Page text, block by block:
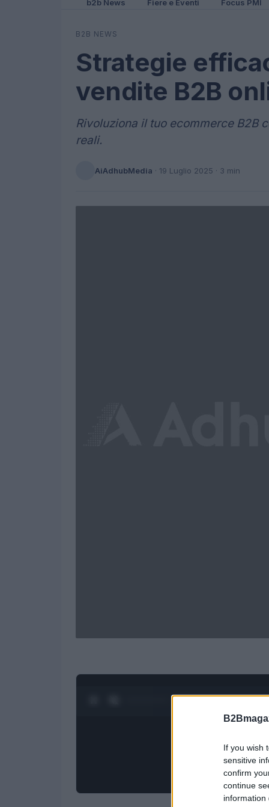
If you wish
sensitive
confirm
continue
information
b2b News Fiere e Eventi Focus PMI
B2B NEWS
Strategie
vendite B2B
Rivoluziona il tuo ecommerce B2B
reali.
AiAdhubMedia · 19 Luglio 2025 · 3 min